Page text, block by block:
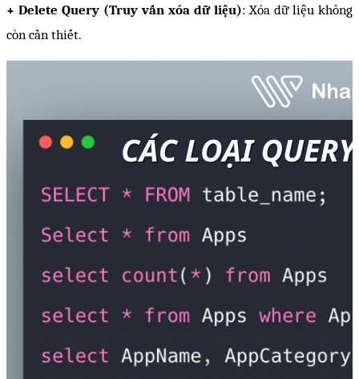
+ Delete Query (Truy vấn xóa dữ liệu): Xóa dữ liệu không
còn cần thiết.